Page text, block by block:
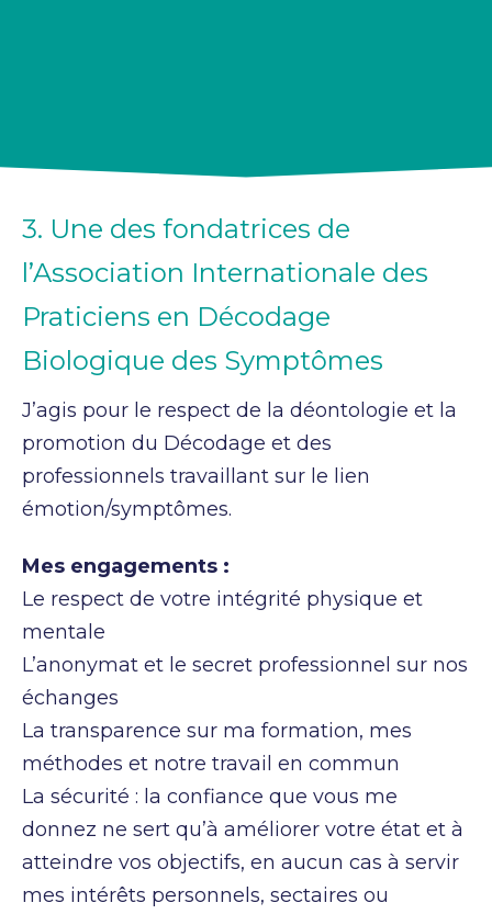
3. Une des fondatrices de
l’Association Internationale des
Praticiens en Décodage
Biologique des Symptômes
J’agis pour le respect de la déontologie et la
promotion du Décodage et des
professionnels travaillant sur le lien
émotion/symptômes.
Mes engagements :
Le respect de votre intégrité physique et
mentale
L’anonymat et le secret professionnel sur nos
échanges
La transparence sur ma formation, mes
méthodes et notre travail en commun
La sécurité : la confiance que vous me
donnez ne sert qu’à améliorer votre état et à
atteindre vos objectifs, en aucun cas à servir
mes intérêts personnels, sectaires ou